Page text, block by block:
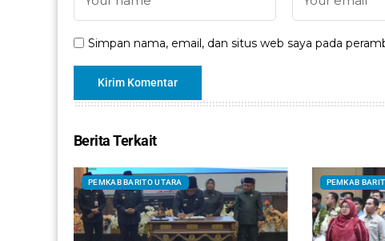
Simpan nama, email, dan situs web saya pada
Berita Terkait
PEMKAB BARITO UTARA PEMKAB